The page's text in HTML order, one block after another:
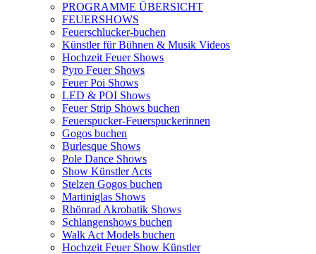
PROGRAMME ÜBERSICHT
FEUERSHOWS
Feuerschlucker-buchen
Künstler für Bühnen & Musik Videos
Hochzeit Feuer Shows
Pyro Feuer Shows
Feuer Poi Shows
LED & POI Shows
Feuer Strip Shows buchen
Feuerspucker-Feuerspuckerinnen
Gogos buchen
Burlesque Shows
Pole Dance Shows
Show Künstler Acts
Stelzen Gogos buchen
Martiniglas Shows
Rhönrad Akrobatik Shows
Schlangenshows buchen
Walk Act Models buchen
Hochzeit Feuer Show Künstler